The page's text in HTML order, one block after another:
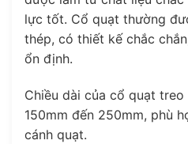
lực tốt. Cổ quạt thường
thép, có thiết kế chắc
ổn định.
Chiều dài của cổ quạt
150mm đến 250mm, phù
cánh quạt.